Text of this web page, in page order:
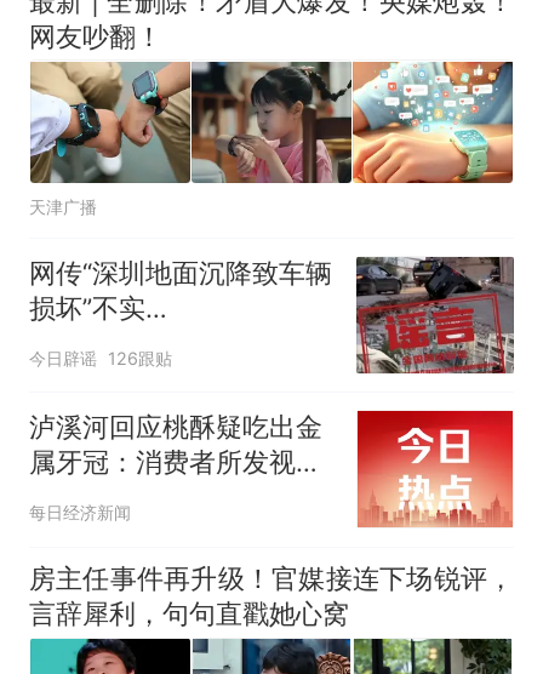
网友吵翻！
天津广播
网传“深圳地面沉降致车辆
损坏”不实
（2026·08·06）
今日辟谣 126跟贴
泸溪河回应桃酥疑吃出金
属牙冠：消费者所发视频
情况不属实
每日经济新闻
房主任事件再升级！官媒接连下场锐评，
言辞犀利，句句直戳她心窝